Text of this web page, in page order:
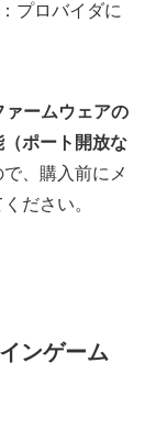
プロバイダに
ァームウェアの
ポート開放な
で、購入前にメ
ださい。
ンゲーム